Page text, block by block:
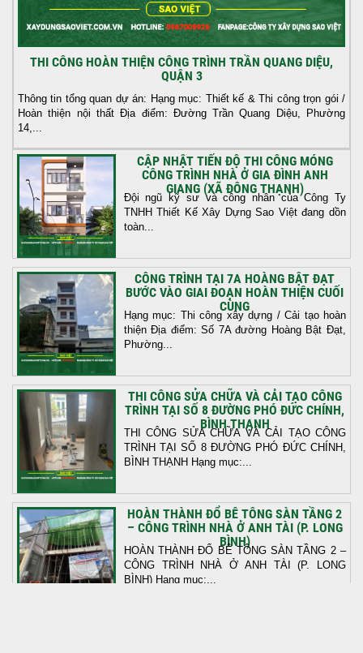
THI CÔNG HOÀN THIỆN CÔNG TRÌNH TRẦN QUANG DIỆU,
QUẬN 3
Thông tin tổng quan dự án: Hạng mục: Thiết kế & Thi công trọn gói /
Hoàn thiện nội thất Địa điểm: Đường Trần Quang Diệu, Phường
14,...
CẬP NHẬT TIẾN ĐỘ THI CÔNG MÓNG
CÔNG TRÌNH NHÀ Ở GIA ĐÌNH ANH
GIANG (XÃ ĐÔNG THẠNH)
Đội ngũ kỹ sư và công nhân của Công Ty
TNHH Thiết Kế Xây Dựng Sao Việt đang dồn
toàn...
CÔNG TRÌNH TẠI 7A HOÀNG BẬT ĐẠT
BƯỚC VÀO GIAI ĐOẠN HOÀN THIỆN CUỐI
CÙNG
Hạng mục: Thi công xây dựng / Cải tạo hoàn
thiện Địa điểm: Số 7A đường Hoàng Bật Đạt,
Phường...
THI CÔNG SỬA CHỮA VÀ CẢI TẠO CÔNG
TRÌNH TẠI SỐ 8 ĐƯỜNG PHÓ ĐỨC CHÍNH,
BÌNH THẠNH
THI CÔNG SỬA CHỮA VÀ CẢI TẠO CÔNG
TRÌNH TẠI SỐ 8 ĐƯỜNG PHÓ ĐỨC CHÍNH,
BÌNH THẠNH Hạng mục:...
HOÀN THÀNH ĐỔ BÊ TÔNG SÀN TẦNG 2
– CÔNG TRÌNH NHÀ Ở ANH TÀI (P. LONG
BÌNH)
HOÀN THÀNH ĐỔ BÊ TÔNG SÀN TẦNG 2 –
CÔNG TRÌNH NHÀ Ở ANH TÀI (P. LONG
BÌNH) Hạng mục:...